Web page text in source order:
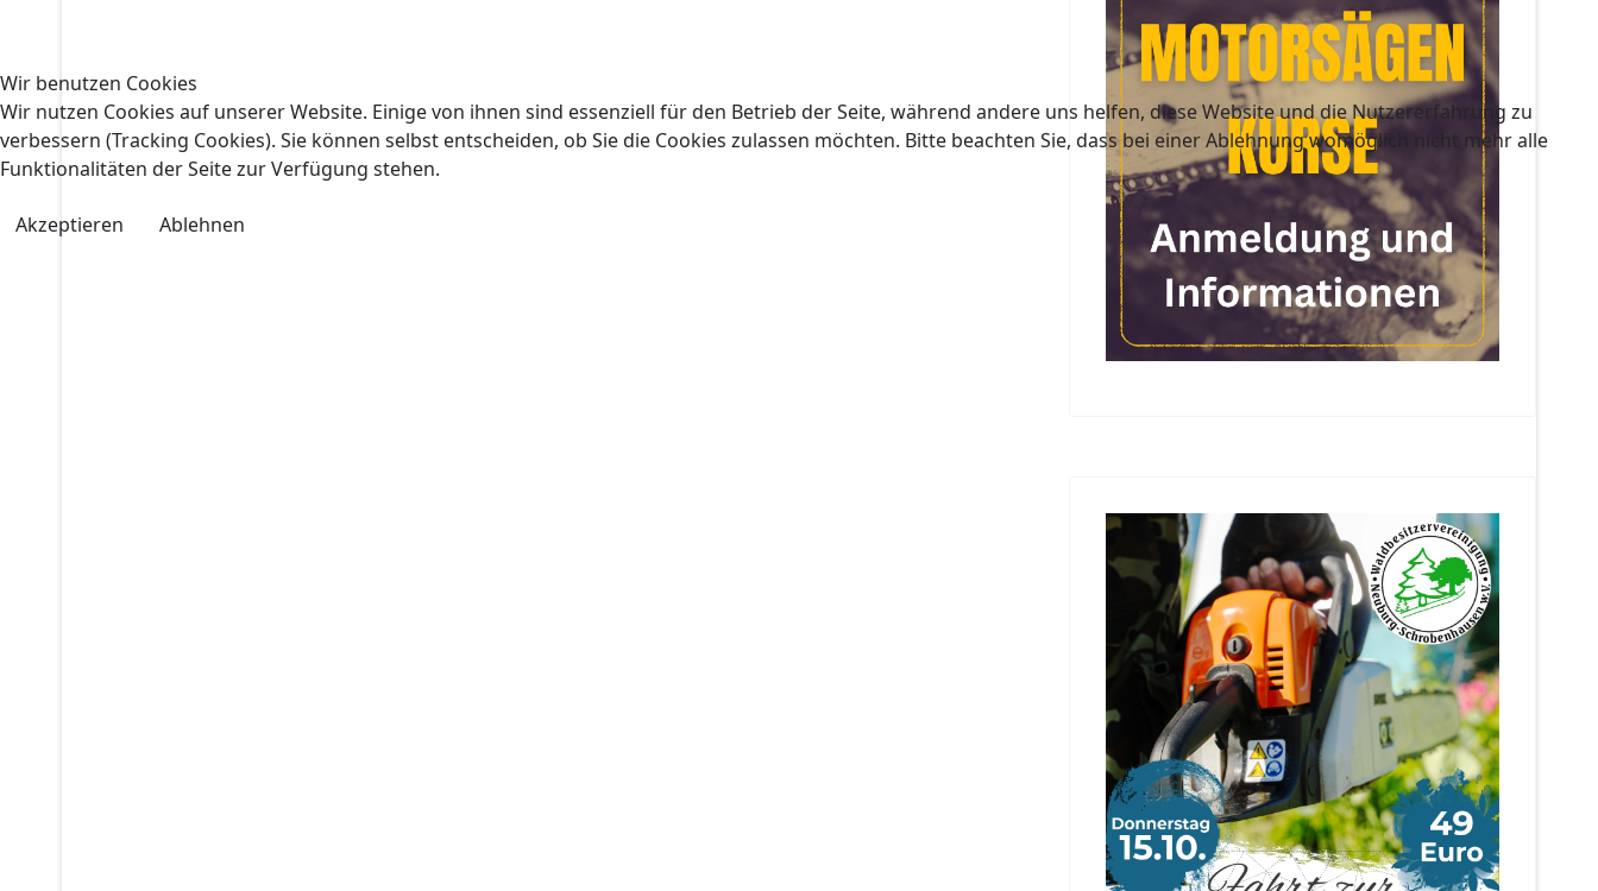
Wir benutzen Cookies
Wir nutzen Cookies auf unserer Website. Einige von ihnen sind essenziell für den Betrieb der Seite, während andere uns helfen, diese Website und die Nutzererfahrung zu
verbessern (Tracking Cookies). Sie können selbst entscheiden, ob Sie die Cookies zulassen möchten. Bitte beachten Sie, dass bei einer Ablehnung womöglich nicht mehr alle
Funktionalitäten der Seite zur Verfügung stehen.
Akzeptieren Ablehnen